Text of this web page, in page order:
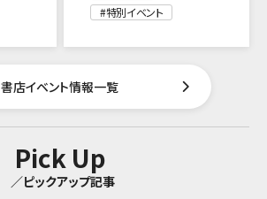
特別イベント
書店イベント情報一覧
Pick Up
／ピックアップ記事